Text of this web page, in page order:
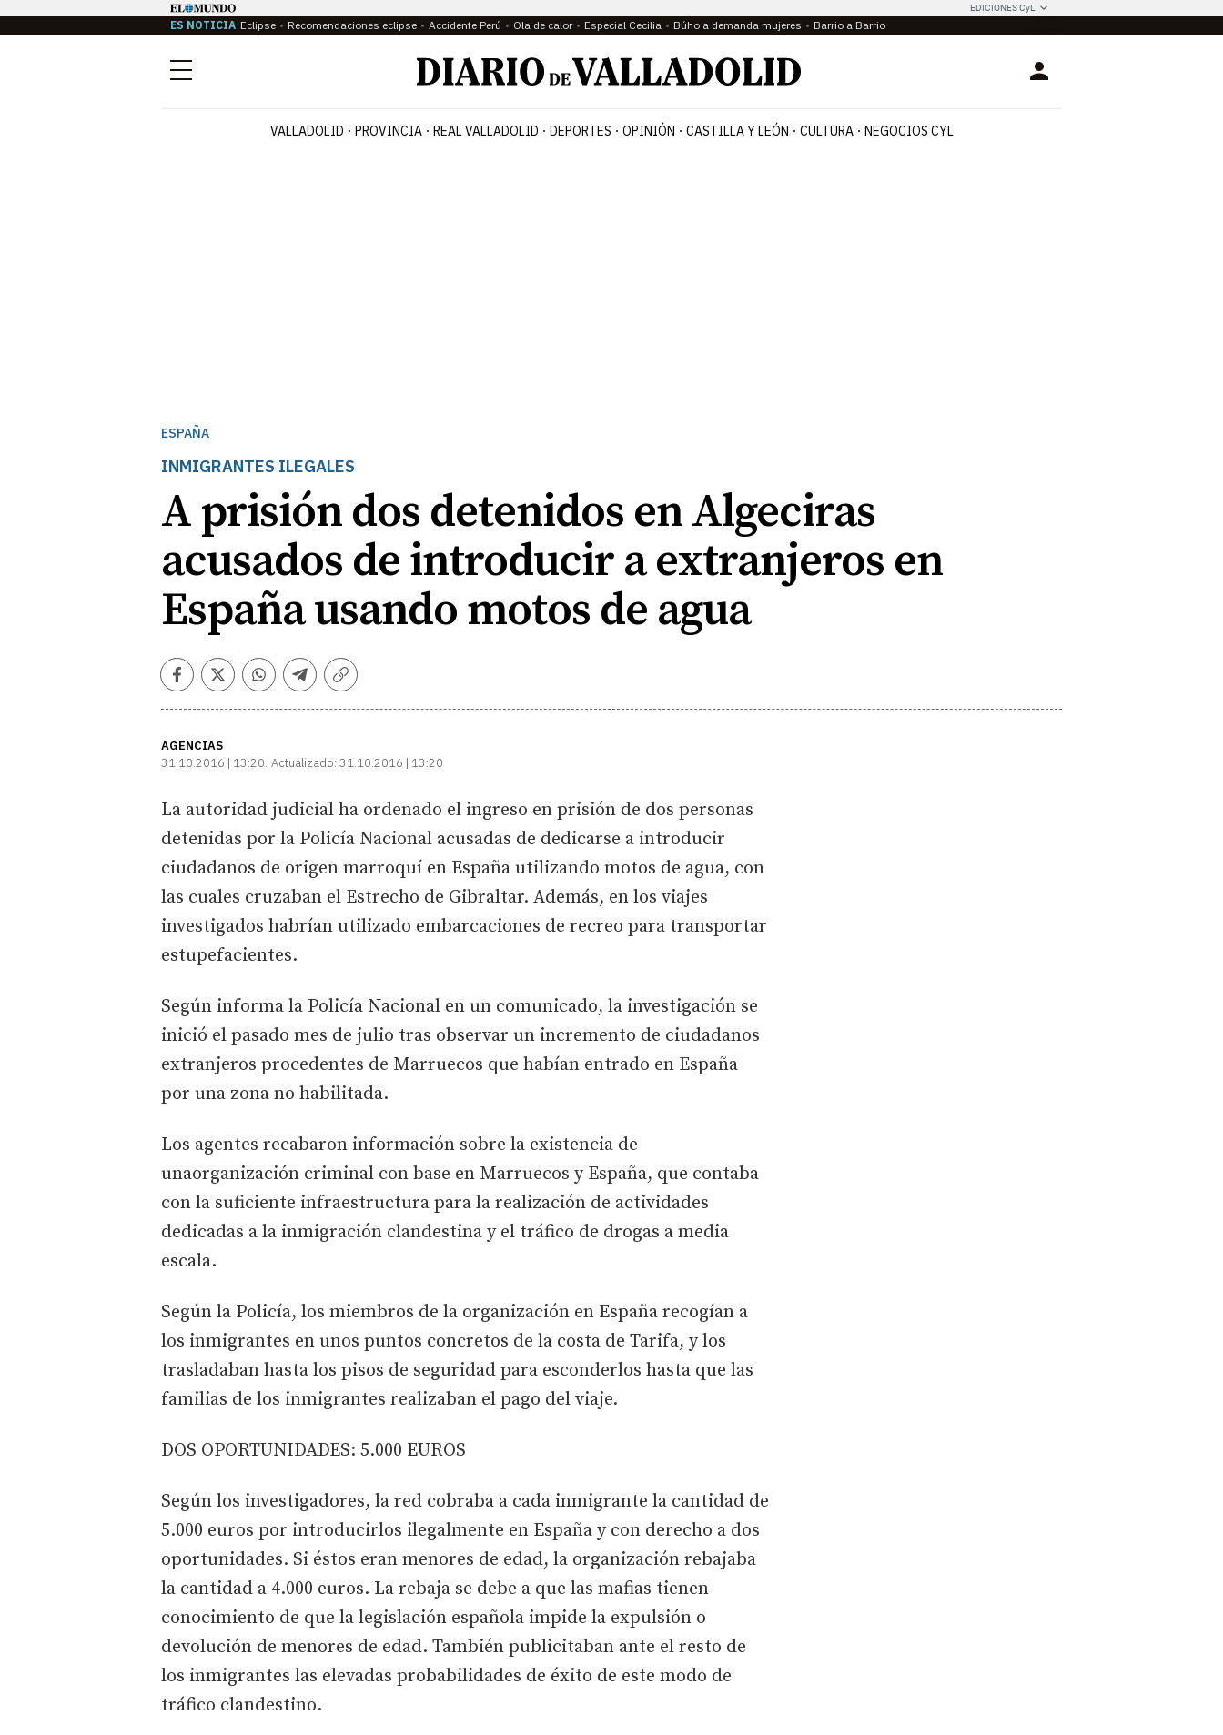
EDICIONES CyL
ES NOTICIA Eclipse Recomendaciones eclipse Accidente Perú Ola de calor Especial Cecilia Búho a demanda mujeres Barrio a Barrio
Menú Login
VALLADOLID PROVINCIA REAL VALLADOLID DEPORTES OPINIÓN CASTILLA Y LEÓN CULTURA NEGOCIOS CYL
ESPAÑA
INMIGRANTES ILEGALES
A prisión dos detenidos en Algeciras
acusados de introducir a extranjeros en
España usando motos de agua
Facebook
TwitterWhatsapp
Telegram
Copiar
AGENCIAS
31.10.2016 | 13:20 Actualizado: 31.10.2016 | 13:20
La autoridad judicial ha ordenado el ingreso en prisión de dos personas
detenidas por la Policía Nacional acusadas de dedicarse a introducir
ciudadanos de origen marroquí en España utilizando motos de agua, con
las cuales cruzaban el Estrecho de Gibraltar. Además, en los viajes
investigados habrían utilizado embarcaciones de recreo para transportar
estupefacientes.
Según informa la Policía Nacional en un comunicado, la investigación se
inició el pasado mes de julio tras observar un incremento de ciudadanos
extranjeros procedentes de Marruecos que habían entrado en España
por una zona no habilitada.
Los agentes recabaron información sobre la existencia de
unaorganización criminal con base en Marruecos y España, que contaba
con la suficiente infraestructura para la realización de actividades
dedicadas a la inmigración clandestina y el tráfico de drogas a media
escala.
Según la Policía, los miembros de la organización en España recogían a
los inmigrantes en unos puntos concretos de la costa de Tarifa, y los
trasladaban hasta los pisos de seguridad para esconderlos hasta que las
familias de los inmigrantes realizaban el pago del viaje.
DOS OPORTUNIDADES: 5.000 EUROS
Según los investigadores, la red cobraba a cada inmigrante la cantidad de
5.000 euros por introducirlos ilegalmente en España y con derecho a dos
oportunidades. Si éstos eran menores de edad, la organización rebajaba
la cantidad a 4.000 euros. La rebaja se debe a que las mafias tienen
conocimiento de que la legislación española impide la expulsión o
devolución de menores de edad. También publicitaban ante el resto de
los inmigrantes las elevadas probabilidades de éxito de este modo de
tráfico clandestino.